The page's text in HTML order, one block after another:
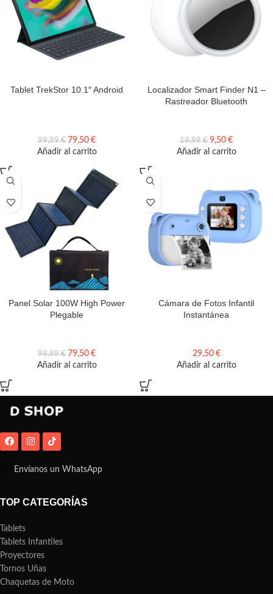
Tablet TrekStor 10.1″ Android
99,99€ 79,50 €
Añadir al carrito
Localizador Smart Finder N1 –
Rastreador Bluetooth
19,99€ 9,50 €
Añadir al carrito
Panel Solar 100W High Power
Plegable
99,99€ 79,50 €
Añadir al carrito
Cámara de Fotos Infantil
Instantánea
29,50 €
Añadir al carrito
Envíanos un WhatsApp
TOP CATEGORÍAS
Tablets
Tablets Infantiles
Proyectores
Tornos Uñas
Chaquetas de Moto